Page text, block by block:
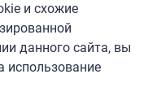
и схожие
данного сайта, вы
использование